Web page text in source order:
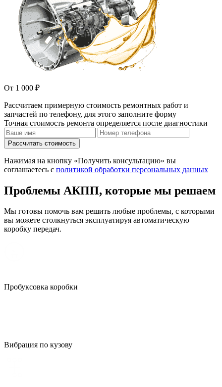
От 1 000 ₽
Рассчитаем примерную стоимость ремонтных работ и
запчастей по телефону, для этого заполните форму
Точная стоимость ремонта определяется после диагностики
Рассчитать стоимость
Нажимая на кнопку «Получить консультацию» вы
соглашаетесь с политикой обработки персональных данных
Проблемы АКПП, которые мы решаем
Мы готовы помочь вам решить любые проблемы, с которыми
вы можете столкнуться эксплуатируя автоматическую
коробку передач.
Пробуксовка коробки
Вибрация по кузову